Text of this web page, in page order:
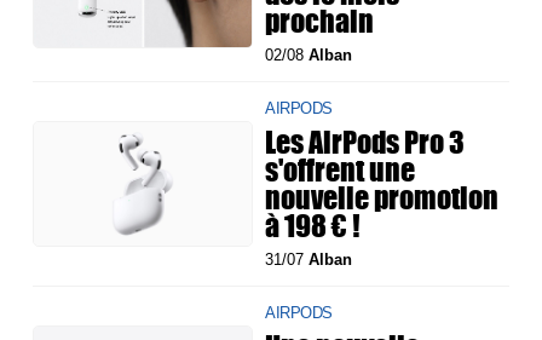
prochain
02/08Alban
AIRPODS
Les AirPods Pro 3
s'offrent une
nouvelle promotion
à 198 € !
31/07Alban
AIRPODS